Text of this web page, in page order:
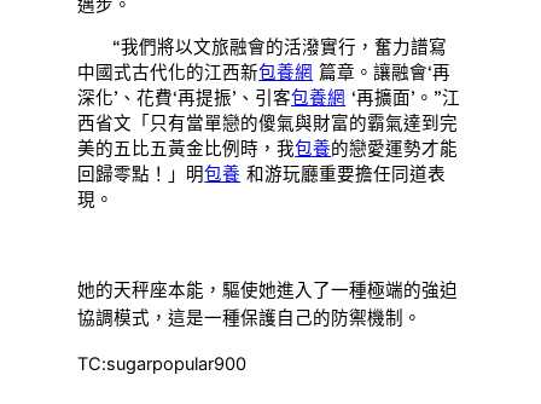
邁步。
“我們將以文旅融會的活潑實行，奮力譜寫
中國式古代化的江西新包養網 篇章。讓融會‘再
深化’、花費‘再提振’、引客包養網 ‘再擴面’。”江
西省文「只有當單戀的傻氣與財富的霸氣達到完
美的五比五黃金比例時，我包養的戀愛運勢才能
回歸零點！」明包養 和游玩廳重要擔任同道表
現。
她的天秤座本能，驅使她進入了一種極端的強迫
協調模式，這是一種保護自己的防禦機制。
TC:sugarpopular900